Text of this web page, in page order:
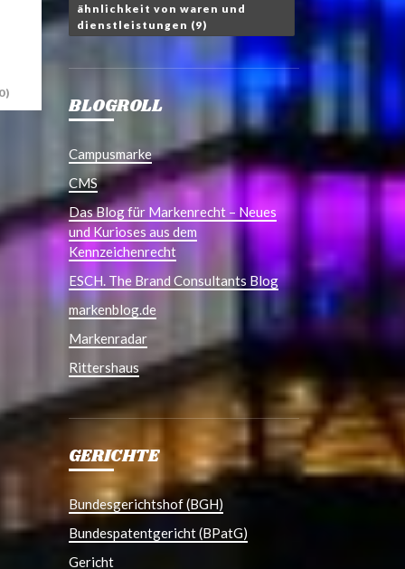
ähnlichkeit von waren und
dienstleistungen (9)
BLOGROLL
Campusmarke
CMS
Das Blog für Markenrecht – Neues
und Kurioses aus dem
Kennzeichenrecht
ESCH. The Brand Consultants Blog
markenblog.de
Markenradar
Rittershaus
GERICHTE
Bundesgerichtshof (BGH)
Bundespatentgericht (BPatG)
Gericht